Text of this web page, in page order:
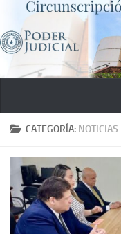
Saltar al contenido
CATEGORÍA: NOTICIAS